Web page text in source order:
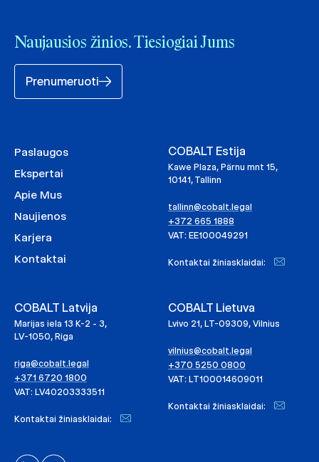
Naujausios žinios. Tiesiogiai Jums
Prenumeruoti
Paslaugos
Ekspertai
Apie Mus
Naujienos
Karjera
Kontaktai
COBALT Estija
Kawe Plaza, Pärnu mnt 15,
10141, Tallinn
tallinn@cobalt.legal
+372 665 1888
VAT: EE100049291
Kontaktai žiniasklaidai:
COBALT Latvija
Marijas iela 13 K-2 - 3,
LV-1050, Riga
riga@cobalt.legal
+371 6720 1800
VAT: LV40203333511
Kontaktai žiniasklaidai:
COBALT Lietuva
Lvivo 21, LT-09309, Vilnius
vilnius@cobalt.legal
+370 5250 0800
VAT: LT100014609011
Kontaktai žiniasklaidai: